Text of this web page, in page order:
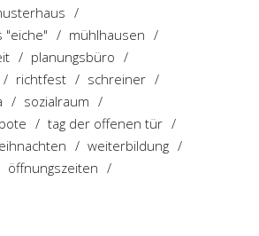
"eiche"
mühlhausen
planungsbüro
richtfest
schreiner
sozialraum
tag der offenen tür
weiterbildung
öffnungszeiten